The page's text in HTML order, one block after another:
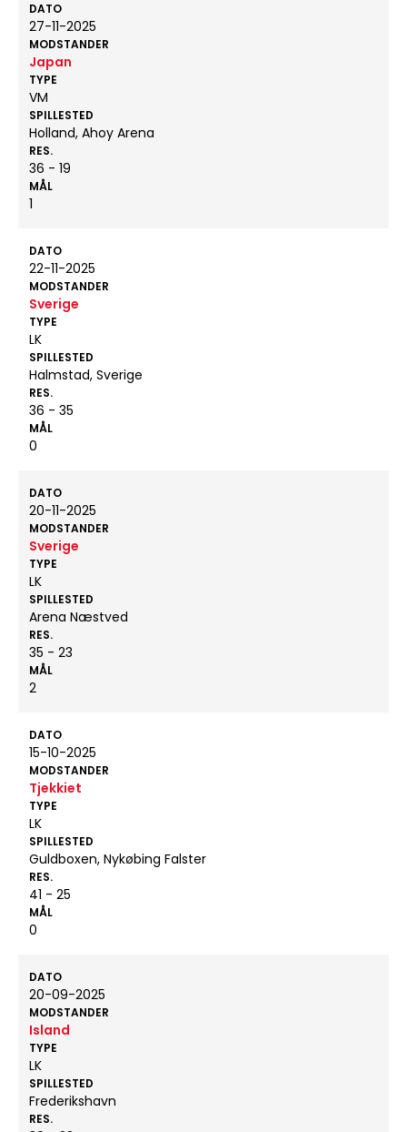
DATO
27-11-2025
MODSTANDER
Japan
TYPE
VM
SPILLESTED
Holland, Ahoy Arena
RES.
36 - 19
MÅL
1
DATO
22-11-2025
MODSTANDER
Sverige
TYPE
LK
SPILLESTED
Halmstad, Sverige
RES.
36 - 35
MÅL
0
DATO
20-11-2025
MODSTANDER
Sverige
TYPE
LK
SPILLESTED
Arena Næstved
RES.
35 - 23
MÅL
2
DATO
15-10-2025
MODSTANDER
Tjekkiet
TYPE
LK
SPILLESTED
Guldboxen, Nykøbing Falster
RES.
41 - 25
MÅL
0
DATO
20-09-2025
MODSTANDER
Island
TYPE
LK
SPILLESTED
Frederikshavn
RES.